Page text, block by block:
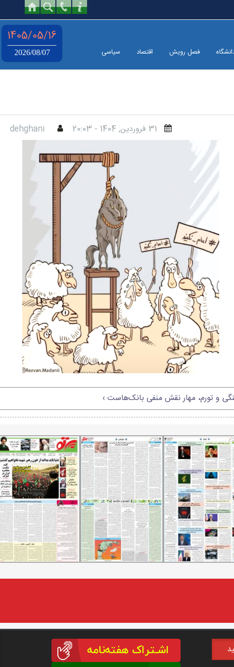
فصل رویش اقتصاد سیاسی
1405/05/16
2026/08/07
31 فروردين, 1404 - 20:03 dehghani
و تورم، مهار نقش منفی بانک‌هاست ›